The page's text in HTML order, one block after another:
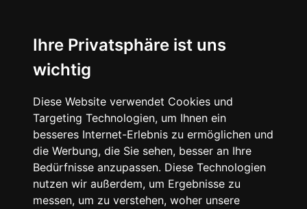
Ihre Privatsphäre ist uns
wichtig
Diese Website verwendet Cookies und
Targeting Technologien, um Ihnen ein
besseres Internet-Erlebnis zu ermöglichen und
die Werbung, die Sie sehen, besser an Ihre
Bedürfnisse anzupassen. Diese Technologien
nutzen wir außerdem, um Ergebnisse zu
messen, um zu verstehen, woher unsere